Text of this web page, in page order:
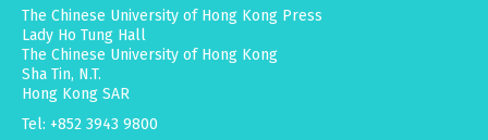
The Chinese University of Hong Kong Press
Lady Ho Tung Hall
The Chinese University of Hong Kong
Sha Tin, N.T.
Hong Kong SAR
Tel: +852 3943 9800